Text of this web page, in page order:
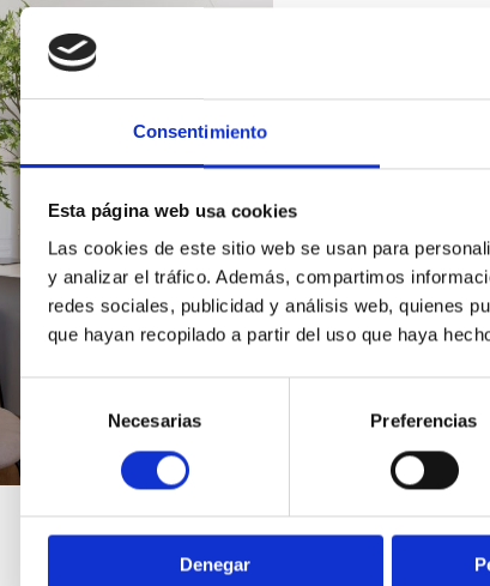
Consentimiento
Esta página web usa cookies
Las cookies de este sitio web se usan para
y analizar el tráfico. Además, compartimos
redes sociales, publicidad y análisis web, quienes
que hayan recopilado a partir del uso que haya
de
consentimiento
Necesarias Preferencias
Denegar